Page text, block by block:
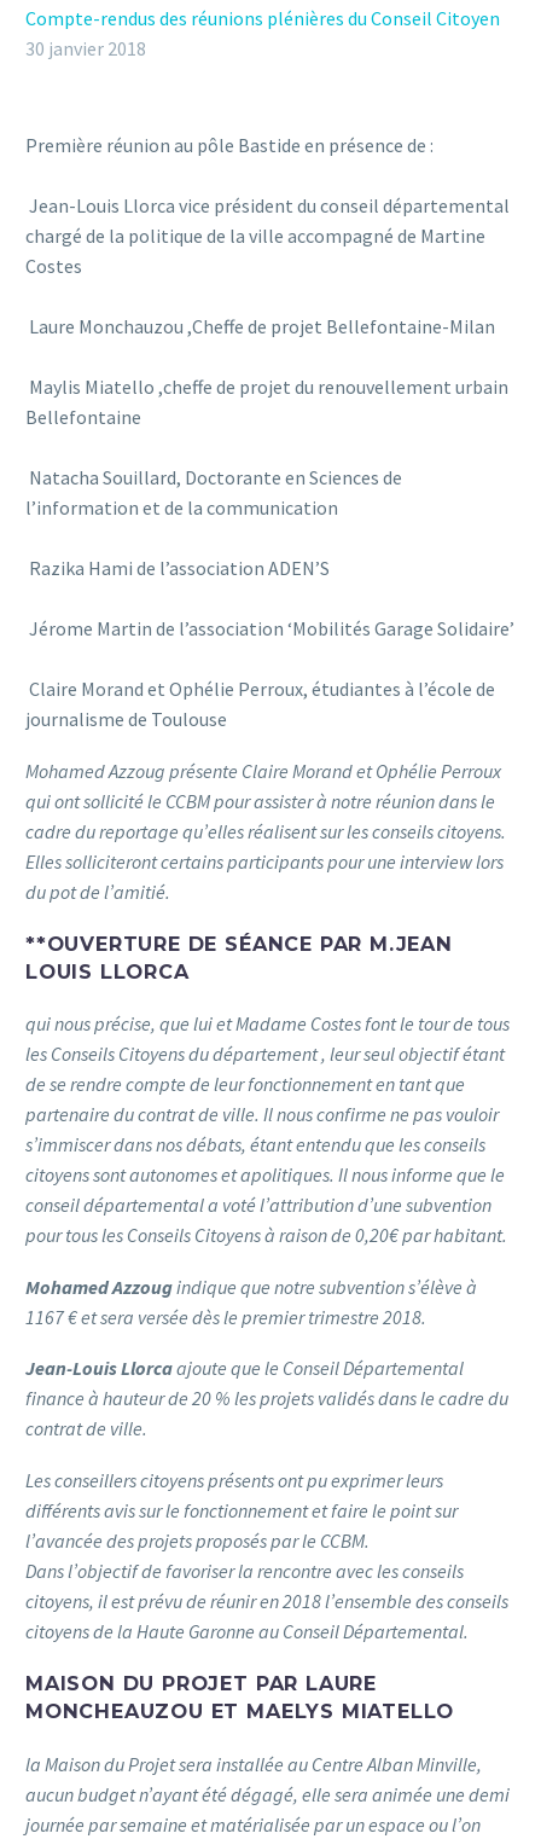
Compte-rendus des réunions plénières du Conseil Citoyen
30 janvier 2018
Première réunion au pôle Bastide en présence de :
Jean-Louis Llorca vice président du conseil départemental
chargé de la politique de la ville accompagné de Martine
Costes
Laure Monchauzou ,Cheffe de projet Bellefontaine-Milan
Maylis Miatello ,cheffe de projet du renouvellement urbain
Bellefontaine
Natacha Souillard, Doctorante en Sciences de
l’information et de la communication
Razika Hami de l’association ADEN’S
Jérome Martin de l’association ‘Mobilités Garage Solidaire’
Claire Morand et Ophélie Perroux, étudiantes à l’école de
journalisme de Toulouse
Mohamed Azzoug présente Claire Morand et Ophélie Perroux
qui ont sollicité le CCBM pour assister à notre réunion dans le
cadre du reportage qu’elles réalisent sur les conseils citoyens.
Elles solliciteront certains participants pour une interview lors
du pot de l’amitié.
**OUVERTURE DE SÉANCE PAR M.JEAN
LOUIS LLORCA
qui nous précise, que lui et Madame Costes font le tour de tous
les Conseils Citoyens du département , leur seul objectif étant
de se rendre compte de leur fonctionnement en tant que
partenaire du contrat de ville. Il nous confirme ne pas vouloir
s’immiscer dans nos débats, étant entendu que les conseils
citoyens sont autonomes et apolitiques. Il nous informe que le
conseil départemental a voté l’attribution d’une subvention
pour tous les Conseils Citoyens à raison de 0,20€ par habitant.
Mohamed Azzougindique que notre subvention s’élève à
1167 € et sera versée dès le premier trimestre 2018.
Jean-Louis Llorcaajoute que le Conseil Départemental
finance à hauteur de 20 % les projets validés dans le cadre du
contrat de ville.
Les conseillers citoyens présents ont pu exprimer leurs
différents avis sur le fonctionnement et faire le point sur
l’avancée des projets proposés par le CCBM.
Dans l’objectif de favoriser la rencontre avec les conseils
citoyens, il est prévu de réunir en 2018 l’ensemble des conseils
citoyens de la Haute Garonne au Conseil Départemental.
MAISON DU PROJET PAR LAURE
MONCHEAUZOU ET MAELYS MIATELLO
la Maison du Projet sera installée au Centre Alban Minville,
aucun budget n’ayant été dégagé, elle sera animée une demi
journée par semaine et matérialisée par un espace ou l’on